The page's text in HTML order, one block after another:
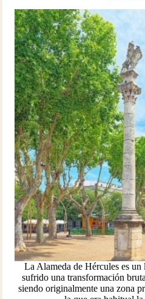
La Alameda de Hércules es un
sufrido una transformación
siendo originalmente una zona